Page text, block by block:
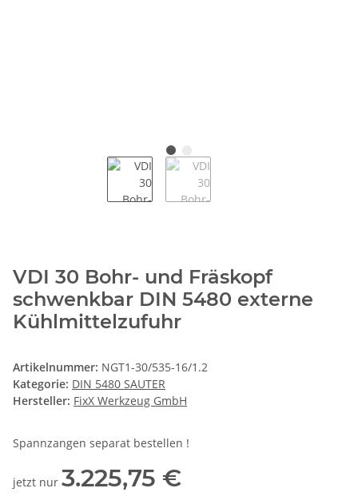
VDI 30 Bohr- und Fräskopf
schwenkbar DIN 5480 externe
Kühlmittelzufuhr
Artikelnummer: NGT1-30/535-16/1.2
Kategorie: DIN 5480 SAUTER
Hersteller: FixX Werkzeug GmbH
Spannzangen separat bestellen !
jetzt nur 3.225,75 €